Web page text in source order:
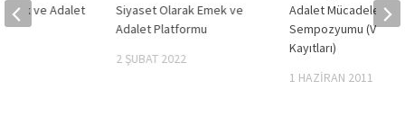
Siyaset Olarak Emek ve
Adalet Platformu
2 ŞUBAT 2022
Adalet Mücadelesi
Sempozyumu (Video
Kayıtları)
1 HAZIRAN 2011
Emek ve Adalet